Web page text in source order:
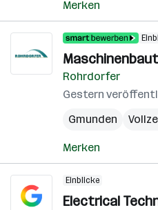
Merken
Rohrdorfer
Gestern
Gmunden
Merken
Einblicke
Electrical